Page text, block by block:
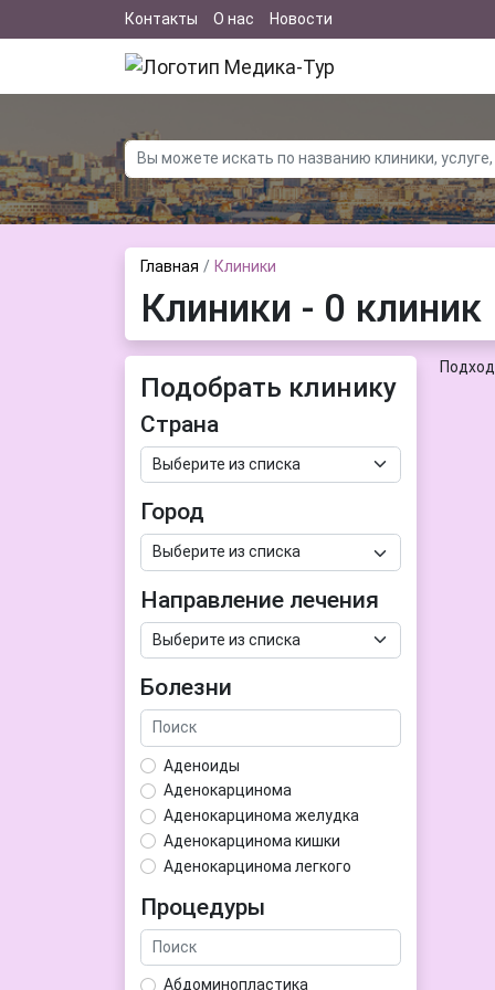
Контакты О нас Новости
Главная Клиники
Клиники - 0 клиник
Подобрать клинику
Страна
Город
Направление лечения
Болезни
Аденоиды
Аденокарцинома
Аденокарцинома желудка
Аденокарцинома кишки
Аденокарцинома легкого
Аденома гипофиза
Аденома простаты
Аденома щитовидной железы
Процедуры
Абдоминопластика